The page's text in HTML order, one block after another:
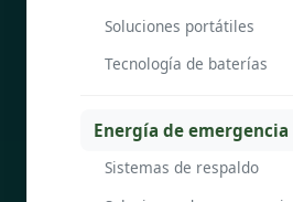
Soluciones portátiles
Tecnología de baterías
Energía de emergencia
Sistemas de respaldo